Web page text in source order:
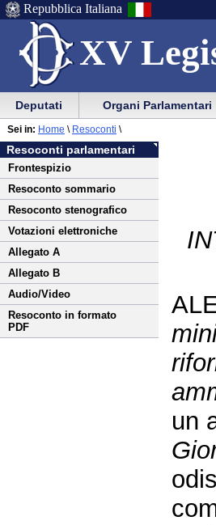
XV
Menu
di
ausilio
alla
navigazione
Vai
Menu
di
navigazione
principale
Repubblica Italiana
Menu
di
navigazione
principale
Vai
menu
di
sezione
Deputati Organi Parlamentari
Vai
al
contenuto
Resoconti parlamentari
Frontespizio
Resoconto sommario
Resoconto stenografico
Votazioni elettroniche
Allegato A
Allegato B
Audio/Video
Resoconto in formato
PDF
Sei in: Home \ Resoconti \
un